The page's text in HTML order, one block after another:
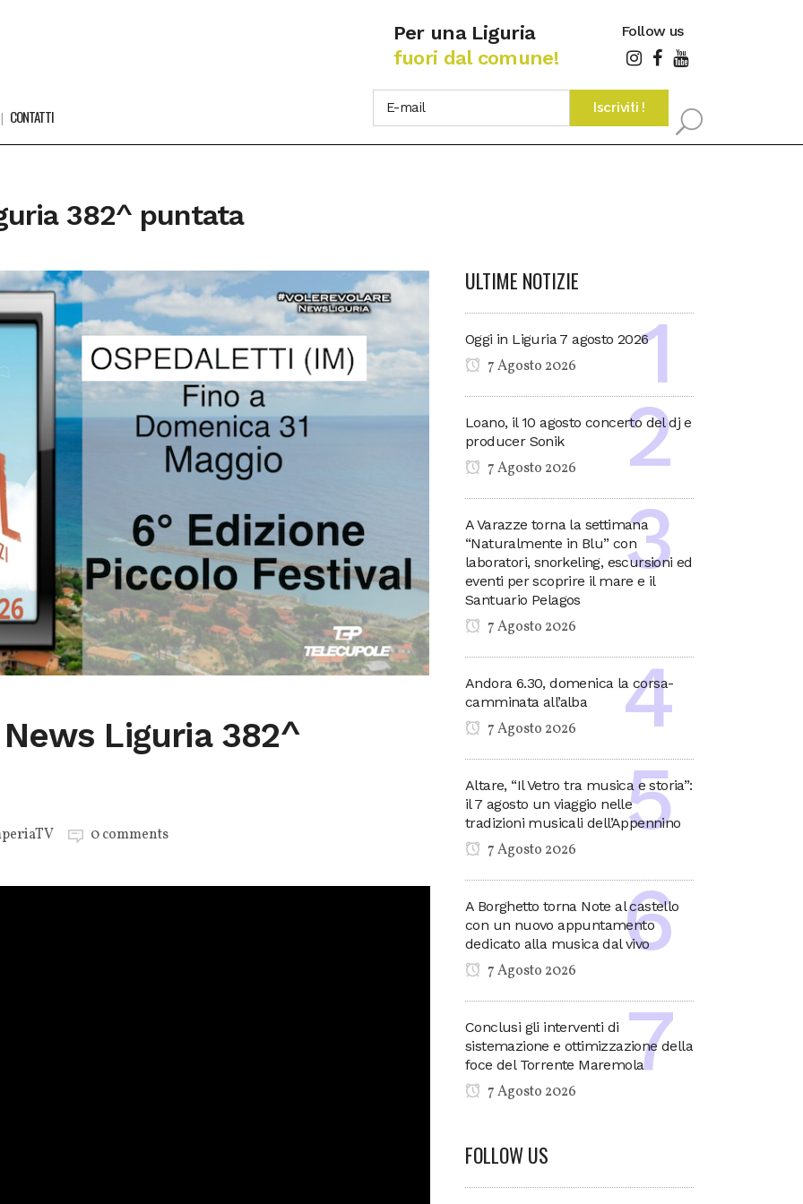
Per una Liguria
fuori dal comune!
Follow us
CONTATTI
382^ puntata
Liguria 382^
0 comments
ULTIME NOTIZIE
Oggi in Liguria 7 agosto 2026
7 Agosto 2026
Loano, il 10 agosto concerto del dj e
producer Sonik
7 Agosto 2026
A Varazze torna la settimana
“Naturalmente in Blu” con
laboratori, snorkeling, escursioni ed
eventi per scoprire il mare e il
Santuario Pelagos
7 Agosto 2026
Andora 6.30, domenica la corsa-
camminata all’alba
7 Agosto 2026
Altare, “Il Vetro tra musica e storia”:
il 7 agosto un viaggio nelle
tradizioni musicali dell’Appennino
7 Agosto 2026
A Borghetto torna Note al castello
con un nuovo appuntamento
dedicato alla musica dal vivo
7 Agosto 2026
Conclusi gli interventi di
sistemazione e ottimizzazione della
foce del Torrente Maremola
7 Agosto 2026
FOLLOW US